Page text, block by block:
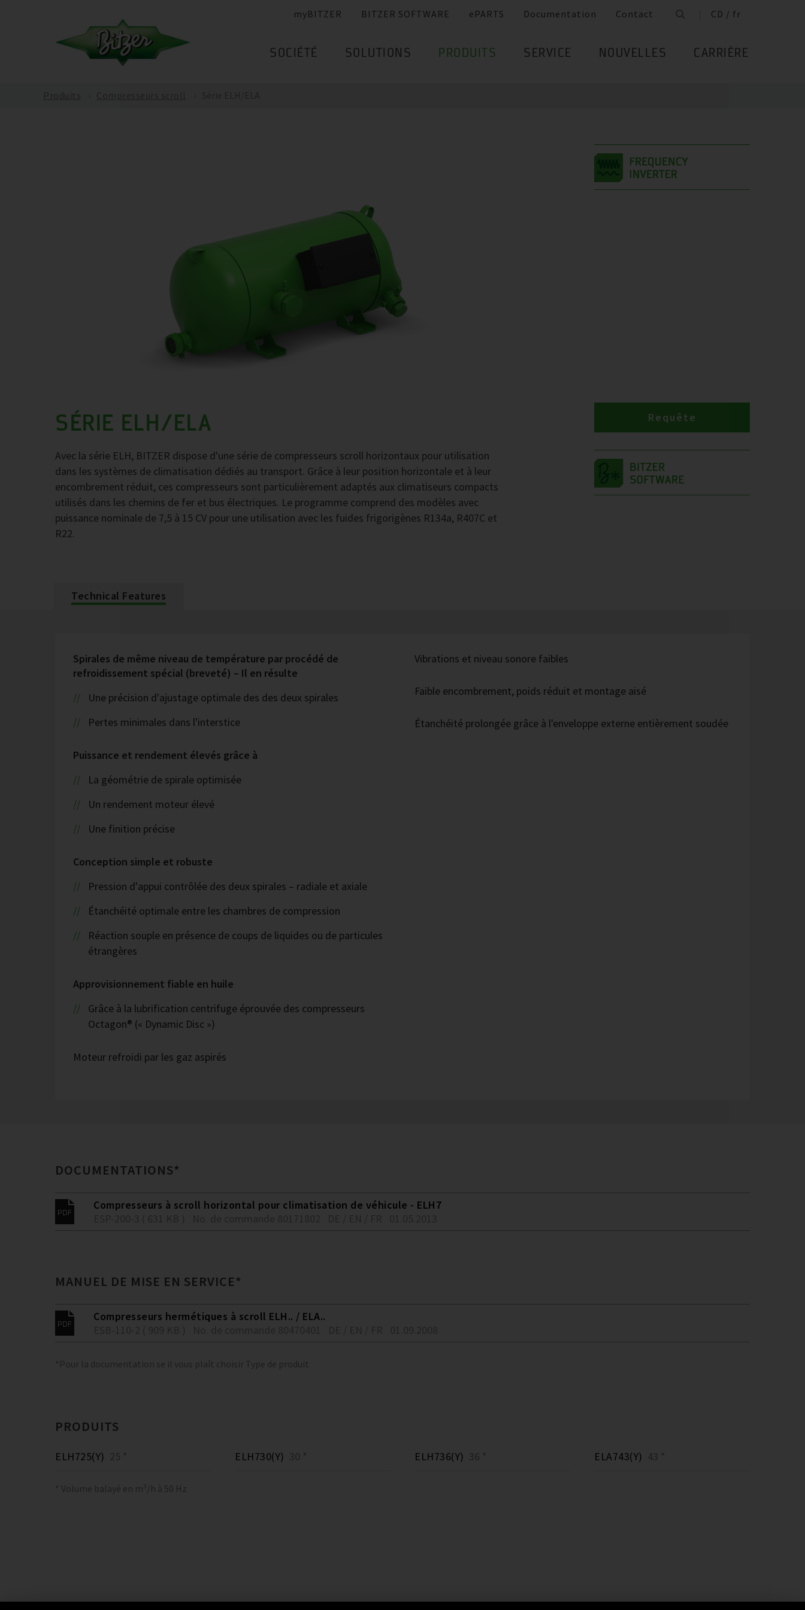
myBITZER BITZER SOFTWARE ePARTS Documentation Contact CD / fr
SOCIÉTÉ SOLUTIONS PRODUITS SERVICE NOUVELLES CARRIÈRE
SÉRIE ELH/ELA
Avec la série ELH, BITZER dispose d'une série de compresseurs scroll horizontaux pour utilisation
dans les systèmes de climatisation dédiés au transport. Grâce à leur position horizontale et à leur
encombrement réduit, ces compresseurs sont particulièrement adaptés aux climatiseurs compacts
utilisés dans les chemins de fer et bus électriques. Le programme comprend des modèles avec
puissance nominale de 7,5 à 15 CV pour une utilisation avec les fuides frigorigènes R134a, R407C et
R22.
Requête
Technical Features
Spirales de même niveau de température par procédé de
refroidissement spécial (breveté) – Il en résulte
Une précision d'ajustage optimale des des deux spirales
Pertes minimales dans l'interstice
Puissance et rendement élevés grâce à
La géométrie de spirale optimisée
Un rendement moteur élevé
Une finition précise
Conception simple et robuste
Pression d'appui contrôlée des deux spirales – radiale et axiale
Étanchéité optimale entre les chambres de compression
Réaction souple en présence de coups de liquides ou de particules
étrangères
Approvisionnement fiable en huile
Grâce à la lubrification centrifuge éprouvée des compresseurs
Octagon® (« Dynamic Disc »)
Moteur refroidi par les gaz aspirés
Vibrations et niveau sonore faibles
Faible encombrement, poids réduit et montage aisé
Étanchéité prolongée grâce à l'enveloppe externe entièrement soudée
DOCUMENTATIONS*
Compresseurs à scroll horizontal pour climatisation de véhicule - ELH7
MANUEL DE MISE EN SERVICE*
Compresseurs hermétiques à scroll ELH.. / ELA..
*Pour la documentation se il vous plaît choisir Type de produit
PRODUITS
ELH725(Y) 25 * ELH730(Y) 30 * ELH736(Y) 36 * ELA743(Y) 43 *
* Volume balayé en m³/h à 50 Hz